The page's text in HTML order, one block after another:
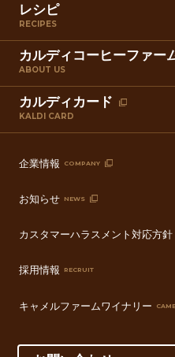
レシピ
RECIPES
カルディコーヒーファー
ABOUT US
カルディカード
KALDI CARD
企業情報 COMPANY
お知らせ NEWS
カスタマーハラスメント対応方針
採用情報 RECRUIT
キャメルファームワイナリー